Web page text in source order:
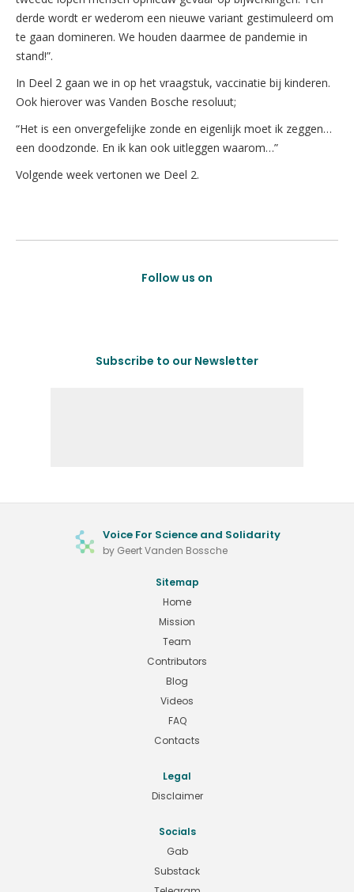
derde wordt er wederom een nieuwe variant gestimuleerd om
te gaan domineren. We houden daarmee de pandemie in
stand!”.
In Deel 2 gaan we in op het vraagstuk, vaccinatie bij kinderen.
Ook hierover was Vanden Bosche resoluut;
“Het is een onvergefelijke zonde en eigenlijk moet ik zeggen…
een doodzonde. En ik kan ook uitleggen waarom…”
Volgende week vertonen we Deel 2.
Follow us on
Subscribe to our Newsletter
Voice For Science and Solidarity
by Geert Vanden Bossche
Sitemap
Home
Mission
Team
Contributors
Blog
Videos
FAQ
Contacts
Legal
Disclaimer
Socials
Gab
Substack